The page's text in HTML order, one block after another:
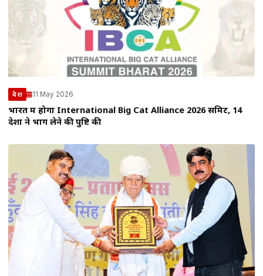
देश 11 May 2026
भारत में होगा International Big Cat Alliance 2026 समिट, 14
देशों ने भाग लेने की पुष्टि की